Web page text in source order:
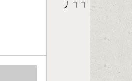
丿㇕㇕